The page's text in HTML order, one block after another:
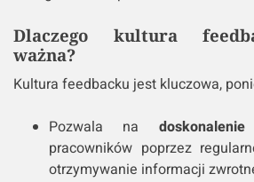
Dlaczego kultura
ważna?
Kultura feedbacku jest kluczowa,
Pozwala na doskonalenie
pracowników poprzez
otrzymywanie informacji